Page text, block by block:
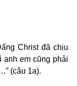
Christ đã chịu
anh em cũng phải
(câu 1a).